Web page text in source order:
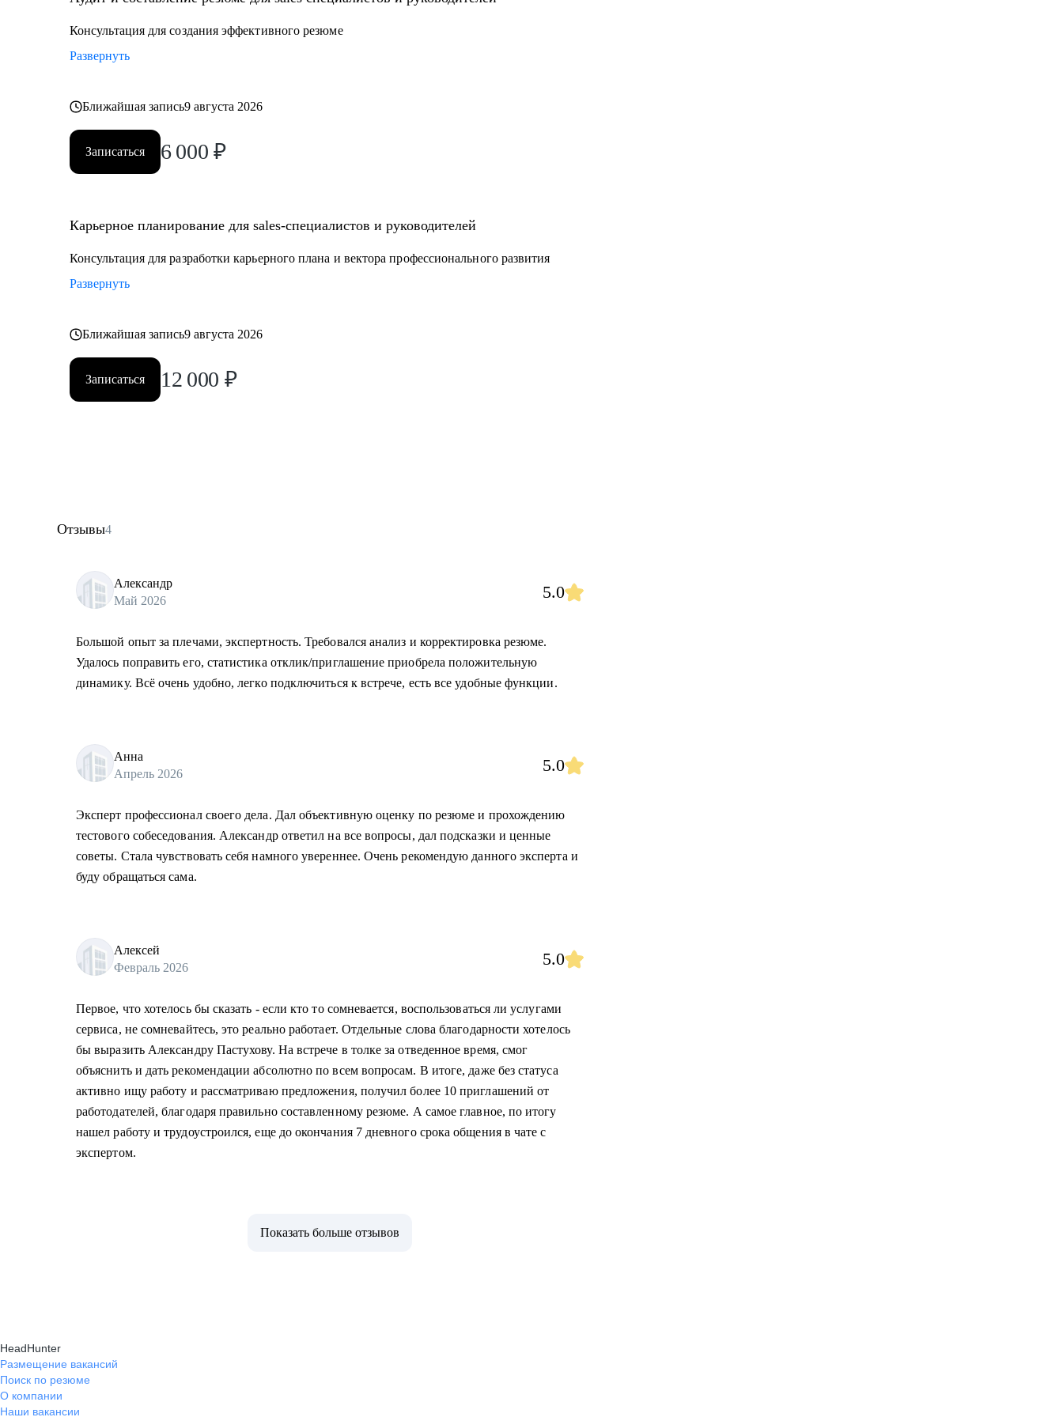
трудностями и не видит роста
Консультация для создания эффективного резюме
Развернуть
Ближайшая запись9 августа 2026
Записаться 6 000 ₽
Карьерное планирование для sales-специалистов и руководителей
Консультация для разработки карьерного плана и вектора профессионального развития
Развернуть
Ближайшая запись9 августа 2026
Записаться 12 000 ₽
Отзывы4
Александр
Май 2026
5.0
Большой опыт за плечами, экспертность. Требовался анализ и корректировка резюме.
Удалось поправить его, статистика отклик/приглашение приобрела положительную
динамику. Всё очень удобно, легко подключиться к встрече, есть все удобные функции.
Анна
Апрель 2026
5.0
Эксперт профессионал своего дела. Дал объективную оценку по резюме и прохождению
тестового собеседования. Александр ответил на все вопросы, дал подсказки и ценные
советы. Стала чувствовать себя намного увереннее. Очень рекомендую данного эксперта и
буду обращаться сама.
Алексей
Февраль 2026
5.0
Первое, что хотелось бы сказать - если кто то сомневается, воспользоваться ли услугами
сервиса, не сомневайтесь, это реально работает. Отдельные слова благодарности хотелось
бы выразить Александру Пастухову. На встрече в толке за отведенное время, смог
объяснить и дать рекомендации абсолютно по всем вопросам. В итоге, даже без статуса
активно ищу работу и рассматриваю предложения, получил более 10 приглашений от
работодателей, благодаря правильно составленному резюме. А самое главное, по итогу
нашел работу и трудоустроился, еще до окончания 7 дневного срока общения в чате с
экспертом.
Показать больше отзывов
HeadHunter
Размещение вакансий
Поиск по резюме
О компании
Наши вакансии